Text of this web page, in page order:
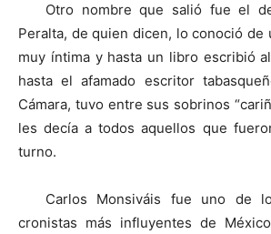
Otro nombre que salió fue el
Peralta, de quien dicen, lo conoció de
muy íntima y hasta un libro escribió
hasta el afamado escritor
Cámara, tuvo entre sus sobrinos
les decía a todos aquellos que
turno.
Carlos Monsiváis fue uno de
cronistas más influyentes de